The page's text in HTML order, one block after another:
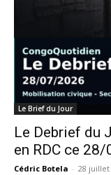
Le Brief du Jour
Le Debrief du
en RDC ce
Cédric Botela - 28 juillet